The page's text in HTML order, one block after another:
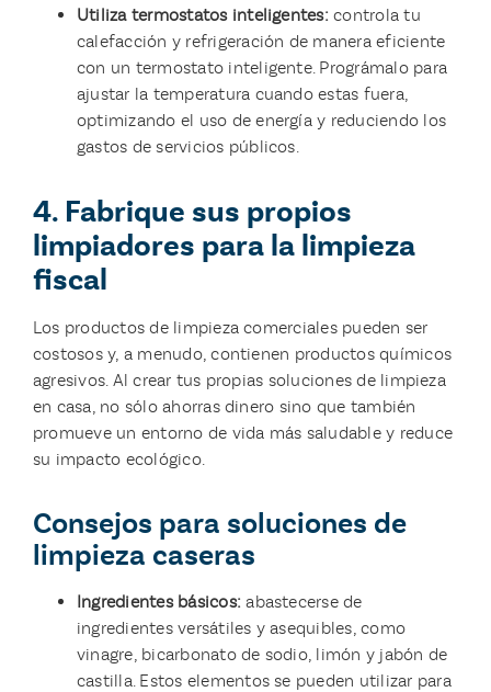
Utiliza termostatos inteligentes: controla tu
calefacción y refrigeración de manera eficiente
con un termostato inteligente. Prográmalo para
ajustar la temperatura cuando estas fuera,
optimizando el uso de energía y reduciendo los
gastos de servicios públicos.
4. Fabrique sus propios
limpiadores para la limpieza
fiscal
Los productos de limpieza comerciales pueden ser
costosos y, a menudo, contienen productos químicos
agresivos. Al crear tus propias soluciones de limpieza
en casa, no sólo ahorras dinero sino que también
promueve un entorno de vida más saludable y reduce
su impacto ecológico.
Consejos para soluciones de
limpieza caseras
Ingredientes básicos: abastecerse de
ingredientes versátiles y asequibles, como
vinagre, bicarbonato de sodio, limón y jabón de
castilla. Estos elementos se pueden utilizar para